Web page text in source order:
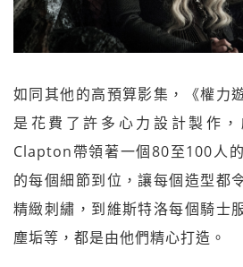
如同其他的高預算影集，《權力
是花費了許多心力設計製作
Clapton帶領著一個80至100人
的每個細節到位，讓每個造型都
精緻刺繡，到維斯特洛每個騎士
塵垢等，都是由他們精心打造。